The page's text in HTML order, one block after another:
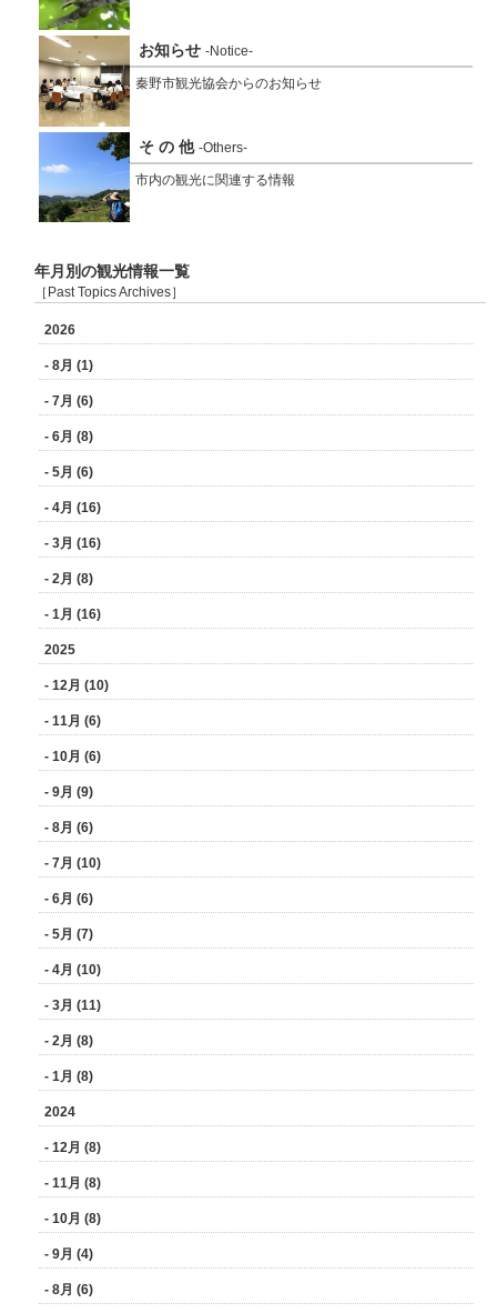
お知らせ -Notice-
秦野市観光協会からのお知らせ
そ の 他 -Others-
市内の観光に関連する情報
年月別の観光情報一覧
［Past Topics Archives］
2026
- 8月 (1)
- 7月 (6)
- 6月 (8)
- 5月 (6)
- 4月 (16)
- 3月 (16)
- 2月 (8)
- 1月 (16)
2025
- 12月 (10)
- 11月 (6)
- 10月 (6)
- 9月 (9)
- 8月 (6)
- 7月 (10)
- 6月 (6)
- 5月 (7)
- 4月 (10)
- 3月 (11)
- 2月 (8)
- 1月 (8)
2024
- 12月 (8)
- 11月 (8)
- 10月 (8)
- 9月 (4)
- 8月 (6)